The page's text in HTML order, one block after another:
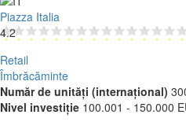
Piazza Italia
4.2
Retail
Îmbrăcăminte
Număr de unități (internațional)
Nivel investiție 100.001 - 150.000